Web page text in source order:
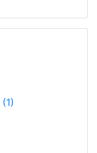
(1)